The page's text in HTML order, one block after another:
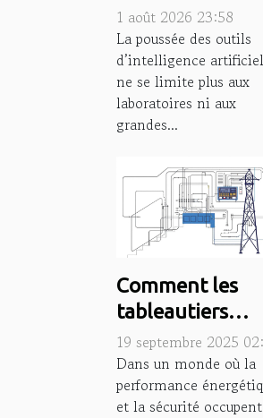
puissance des
outils ia au
quotidien ?
1 août 2026 23:58
La poussée des outils
d’intelligence
ne se limite plus aux
laboratoires ni aux
grandes...
Comment les
tableautiers
industriels
optimisent-ils les
systèmes
19 septembre 2025
Dans un monde où la
performance
et la sécurité